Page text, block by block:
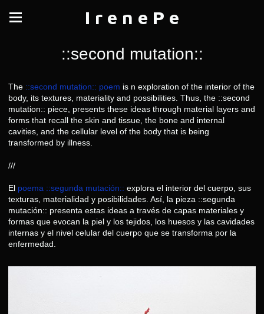
I r e n e P e
::second mutation::
The ::second mutation:: poem is n exploration of the interior of the
body, its textures, materiality and possibilities. Thus, the ::second
mutation:: piece, presents these ideas through material layers and
forms that recall the skin and tissue, the bone and internal
cavities, and the cellular level of the body that is being
transformed by illness.
///
El poema ::segunda mutación:: explora el interior del cuerpo, sus
texturas, materialidad y posibilidades. Así, la pieza ::segunda
mutación:: presenta estas ideas a través de capas materiales y
formas que evocan la piel y los tejidos, los huesos y las cavidades
internas y el nivel celular del cuerpo que se transforma por la
enfermedad.